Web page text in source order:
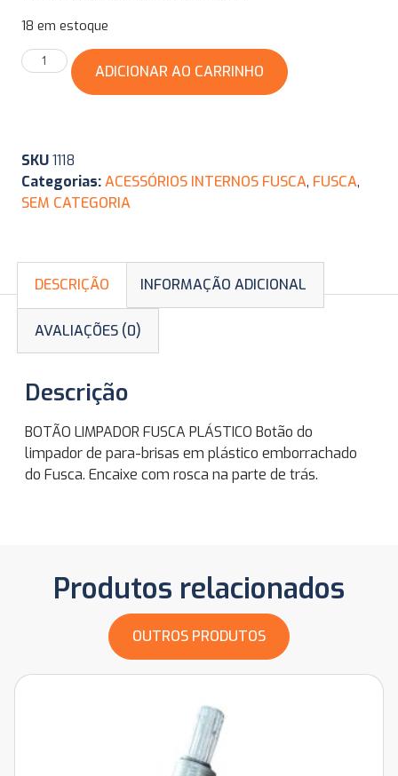
18 em estoque
ADICIONAR AO CARRINHO
SKU1118
Categorias:ACESSÓRIOS INTERNOS FUSCA, FUSCA,
SEM CATEGORIA
DESCRIÇÃO INFORMAÇÃO ADICIONAL
AVALIAÇÕES (0)
Descrição
BOTÃO LIMPADOR FUSCA PLÁSTICO Botão do
limpador de para-brisas em plástico emborrachado
do Fusca. Encaixe com rosca na parte de trás.
Produtos relacionados
OUTROS PRODUTOS